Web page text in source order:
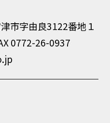
市字由良3122番地１
0772-26-0937